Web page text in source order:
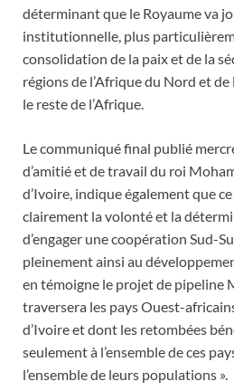
déterminant que le Royaume va
institutionnelle, plus
consolidation de la paix et de la
régions de l’Afrique du Nord et de
le reste de l’Afrique.
Le communiqué final publié
d’amitié et de travail du roi
d’Ivoire, indique également que
clairement la volonté et la
d’engager une coopération Sud-
pleinement ainsi au
en témoigne le projet de pipeline
traversera les pays Ouest-
d’Ivoire et dont les retombées
seulement à l’ensemble de ces
l’ensemble de leurs populations ».